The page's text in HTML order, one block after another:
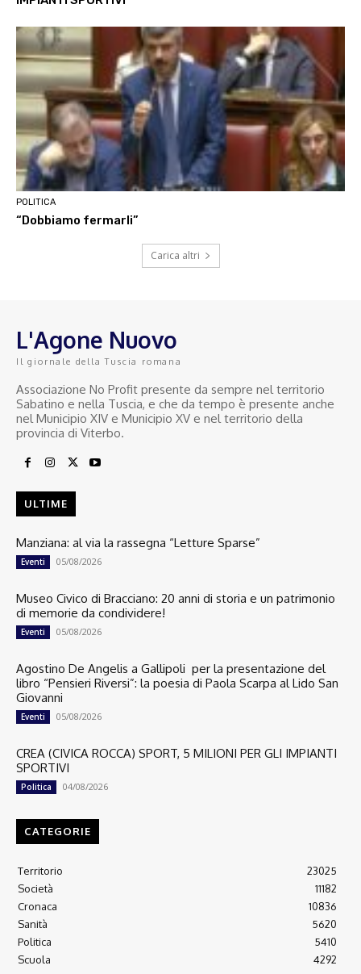
POLITICA
“Dobbiamo fermarli”
Carica altri
L'Agone Nuovo
Il giornale della Tuscia romana
Associazione No Profit presente da sempre nel territorio
Sabatino e nella Tuscia, e che da tempo è presente anche
nel Municipio XIV e Municipio XV e nel territorio della
provincia di Viterbo.
ULTIME
Manziana: al via la rassegna “Letture Sparse”
Eventi 05/08/2026
Museo Civico di Bracciano: 20 anni di storia e un patrimonio
di memorie da condividere!
Eventi 05/08/2026
Agostino De Angelis a Gallipoli per la presentazione del
libro “Pensieri Riversi”: la poesia di Paola Scarpa al Lido San
Giovanni
Eventi 05/08/2026
CREA (CIVICA ROCCA) SPORT, 5 MILIONI PER GLI IMPIANTI
SPORTIVI
Politica 04/08/2026
CATEGORIE
Territorio
23025
Società
11182
Cronaca
10836
Sanità
5620
Politica
5410
Scuola
4292